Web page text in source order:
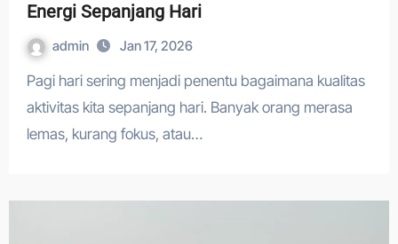
Energi Sepanjang Hari
admin Jan 17, 2026
Pagi hari sering menjadi penentu bagaimana kualitas
aktivitas kita sepanjang hari. Banyak orang merasa
lemas, kurang fokus, atau…